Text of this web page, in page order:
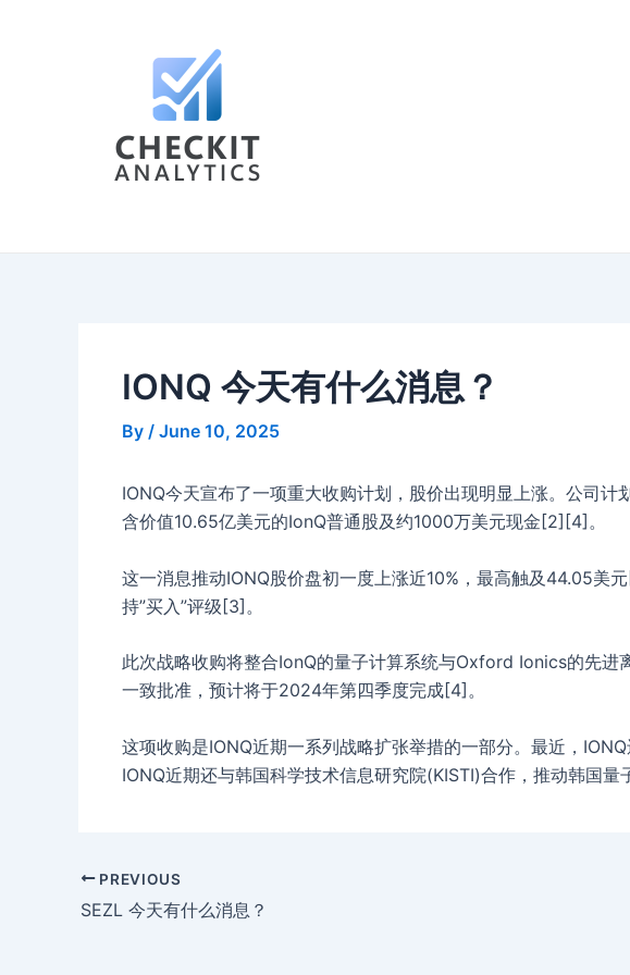
IONQ 今天有什么消息？
By / June 10, 2025
IONQ今天宣布了一项重大收购计划，股价出现明显上涨。公司
含价值10.65亿美元的IonQ普通股及约1000万美元现金[2][4]。
这一消息推动IONQ股价盘初一度上涨近10%，最高触及44.05
持”买入”评级[3]。
此次战略收购将整合IonQ的量子计算系统与Oxford Ionics的先
一致批准，预计将于2024年第四季度完成[4]。
这项收购是IONQ近期一系列战略扩张举措的一部分。最近，
IONQ近期还与韩国科学技术信息研究院(KISTI)合作，推动韩国量
PREVIOUS
SEZL 今天有什么消息？